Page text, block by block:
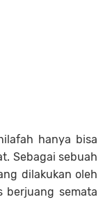
hanya bisa
Sebagai sebuah
dilakukan oleh
berjuang semata